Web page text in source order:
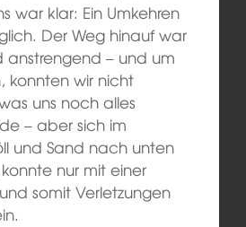
war klar: Ein Umkehren
Der Weg hinauf war
anstrengend – und um
konnten wir nicht
uns noch alles
– aber sich im
und Sand nach unten
nur mit einer
somit Verletzungen